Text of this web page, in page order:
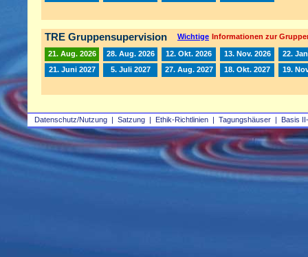
Datenschutz/Nutzung | Satzung | Ethik-Richtlinien | Tagungshäuser | Basis
TRE Gruppensupervision Wichtige Informationen zur
21. Aug. 2026 28. Aug. 2026 12. Okt. 2026 13. Nov. 2026
22.
21. Juni 2027
5. Juli 2027 27. Aug. 2027 18. Okt. 2027 19.